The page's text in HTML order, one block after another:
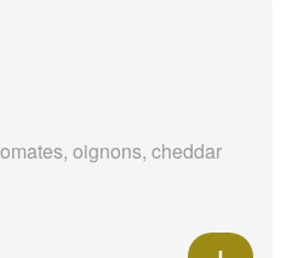
oignons, cheddar